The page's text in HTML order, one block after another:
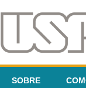
SOBRE